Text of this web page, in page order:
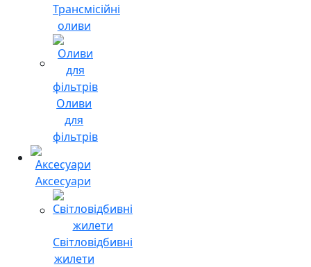
Трансмісійні
оливи
Оливи
для
фільтрів
Аксесуари
Світловідбивні
жилети